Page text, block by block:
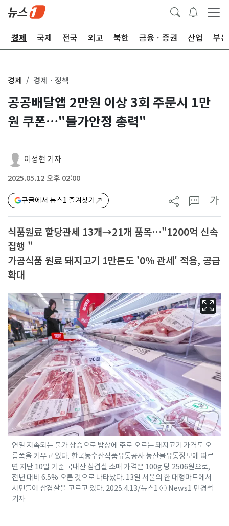
경제 국제 전국 외교 북한 금융ㆍ증권 산업 부
경제 경제ㆍ정책
공공배달앱 2만원 이상 3회 주문시 1만
원 쿠폰…"물가안정 총력"
이정현 기자
2025.05.12 오후 02:00
구글에서 뉴스1 즐겨찾기 가
식품원료 할당관세 13개→21개 품목…"1200억 신속
집행 "
가공식품 원료 돼지고기 1만톤도 '0% 관세' 적용, 공급
확대
연일 지속되는 물가 상승으로 밥상에 주로 오르는 돼지고기 가격도 오
름폭을 키우고 있다. 한국농수산식품유통공사 농산물유통정보에 따르
면 지난 10일 기준 국내산 삼겹살 소매 가격은 100g 당 2506원으로,
전년 대비 6.5% 오른 것으로 나타났다. 13일 서울의 한 대형마트에서
시민들이 삼겹살을 고르고 있다. 2025.4.13/뉴스1 ⓒ News1 민경석
기자